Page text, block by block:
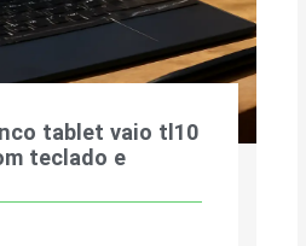
tablet vaio tl10
teclado e